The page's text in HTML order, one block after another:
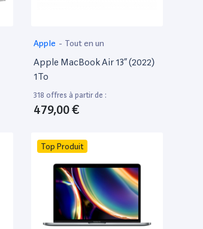
Apple - Tout en un
Apple MacBook Air 13” (2022)
1To
318 offres à partir de :
479,00 €
Top Produit